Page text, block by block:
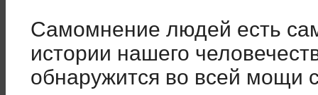
Самомнение людей есть
истории нашего
обнаружится во всей мощи